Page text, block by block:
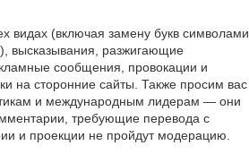
видах (включая замену букв символами
высказывания, разжигающие
сообщения, провокации и
на сторонние сайты. Также просим вас
и международным лидерам — они
требующие перевода с
и проекции не пройдут модерацию.